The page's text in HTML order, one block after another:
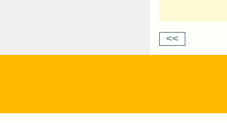
<<